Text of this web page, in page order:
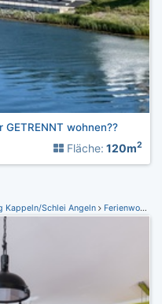
wohnen??
Fläche: 120m2
Kappeln/Schlei Angeln Ferienwohnung Ostseeresort Olpenitz